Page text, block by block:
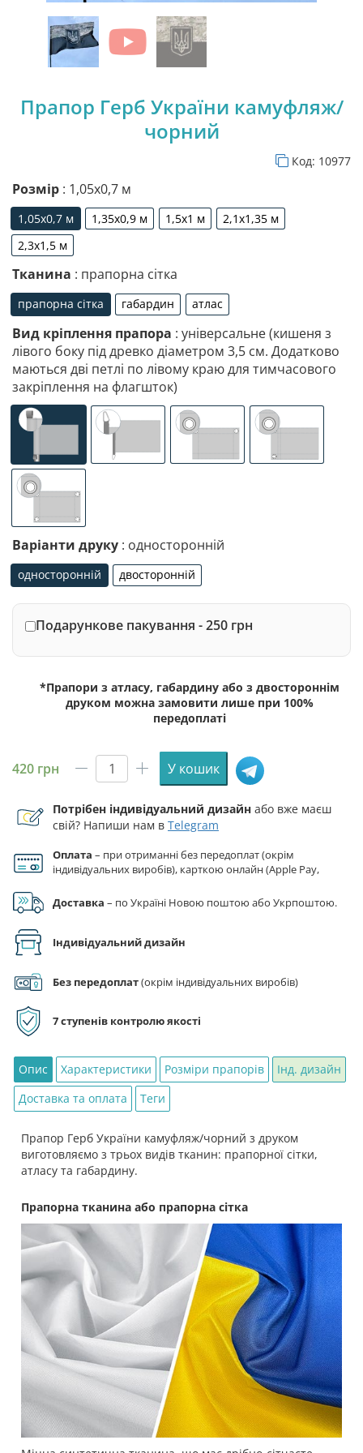
Прапор Герб України камуфляж/
чорний
Код: 10977
Розмір : 1,05х0,7 м
1,05х0,7 м
1,05х0,7 м
1,35х0,9 м
1,35х0,9 м
1,5х1 м
1,5х1 м
2,1х1,35 м
2,1х1,35 м
2,3х1,5 м
2,3х1,5 м
Тканина : прапорна сітка
прапорна сітка
прапорна сітка
габардин
габардин
атлас
атлас
Вид кріплення прапора : універсальне (кишеня з
лівого боку під древко діаметром 3,5 см. Додатково
маються дві петлі по лівому краю для тимчасового
закріплення на флагшток)
Варіанти друку : односторонній
односторонній
односторонній
двосторонній
двосторонній
Подарункове пакування - 250 грн
*Прапори з атласу, габардину або з двостороннім
друком можна замовити лише при 100%
передоплаті
420 грн
Прапор
України
камуфляж/
кількість
У кошик
Потрібен індивідуальний дизайн або вже маєш
свій? Напиши нам в Telegram
Оплата – при отриманні без передоплат (окрім
індивідуальних виробів), карткою онлайн (Apple Pay,
Доставка – по Україні Новою поштою або Укрпоштою.
Індивідуальний дизайн
Без передоплат(окрім індивідуальних виробів)
7 ступенів контролю якості
Опис Характеристики Розміри прапорів
Інд. дизайн
Доставка та оплата
Теги
Прапор Герб України камуфляж/чорний з друком
виготовляємо з трьох видів тканин: прапорної сітки,
атласу та габардину.
Прапорна тканина або прапорна сітка